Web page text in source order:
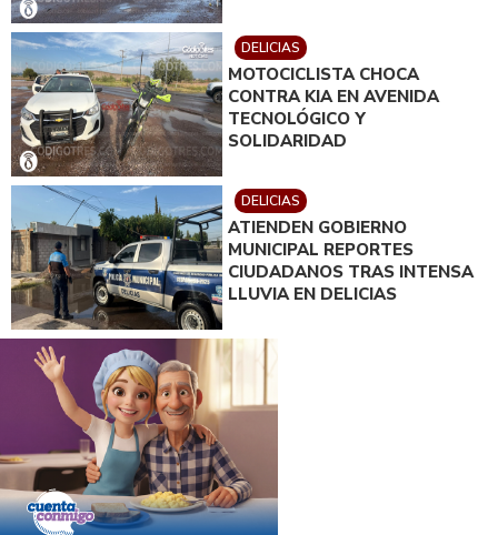
DELICIAS
MOTOCICLISTA CHOCA
CONTRA KIA EN AVENIDA
TECNOLÓGICO Y
SOLIDARIDAD
DELICIAS
ATIENDEN GOBIERNO
MUNICIPAL REPORTES
CIUDADANOS TRAS INTENSA
LLUVIA EN DELICIAS